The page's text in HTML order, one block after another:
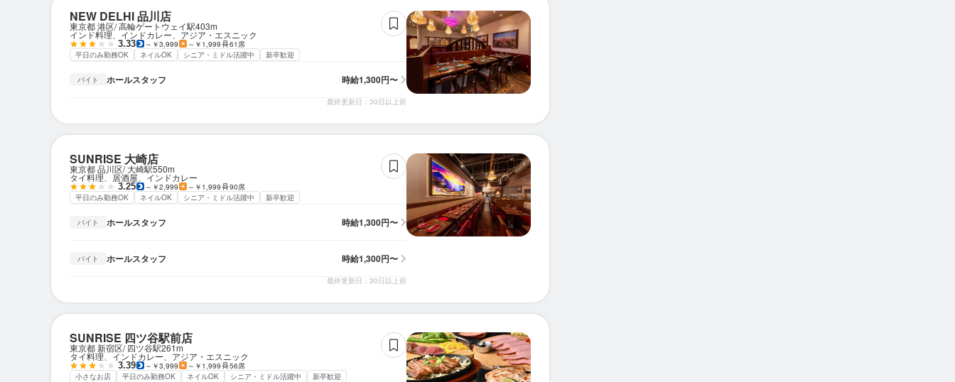
NEW DELHI 品川店
東京都 港区 高輪ゲートウェイ駅403m
インド料理、インドカレー、アジア・エスニック
3.33 ～￥3,999 ～￥1,999
61席
平日のみ勤務OK
ネイルOK シニア・ミドル活躍中 新卒歓迎
バイト ホールスタッフ 時給1,300円〜
最終更新日：30日以上前
SUNRISE 大崎店
東京都 品川区 大崎駅550m
タイ料理、居酒屋、インドカレー
3.25 ～￥2,999 ～￥1,999
90席
平日のみ勤務OK
ネイルOK シニア・ミドル活躍中 新卒歓迎
バイト ホールスタッフ 時給1,300円〜
バイト ホールスタッフ 時給1,300円〜
最終更新日：30日以上前
SUNRISE 四ツ谷駅前店
東京都 新宿区 四ツ谷駅261m
タイ料理、インドカレー、アジア・エスニック
3.39 ～￥3,999 ～￥1,999
56席
小さなお店
平日のみ勤務OK ネイルOK シニア・ミドル活躍中 新卒歓迎